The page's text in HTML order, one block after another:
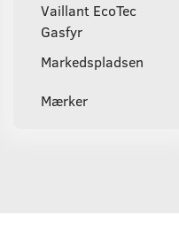
Vaillant EcoTec
Gasfyr
Markedspladsen
Mærker